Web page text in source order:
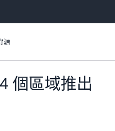
源
個區域推出